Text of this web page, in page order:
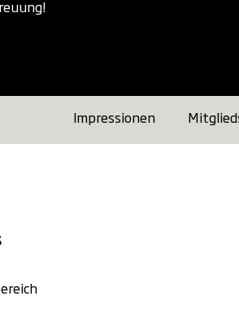
Impressionen